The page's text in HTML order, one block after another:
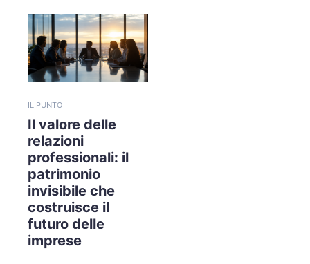
IL PUNTO
Il valore delle
relazioni
professionali: il
patrimonio
invisibile che
costruisce il
futuro delle
imprese